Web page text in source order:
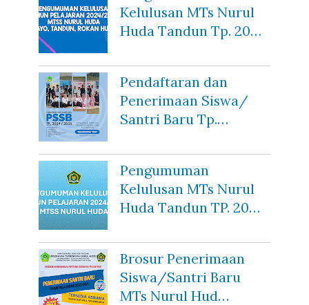
Kelulusan MTs Nurul
Huda Tandun Tp. 20…
Pendaftaran dan
Penerimaan Siswa/
Santri Baru Tp.…
Pengumuman
Kelulusan MTs Nurul
Huda Tandun TP. 20…
Brosur Penerimaan
Siswa/Santri Baru
MTs Nurul Hud…